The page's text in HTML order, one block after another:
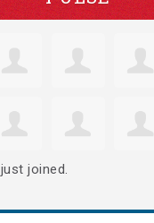
just joined.